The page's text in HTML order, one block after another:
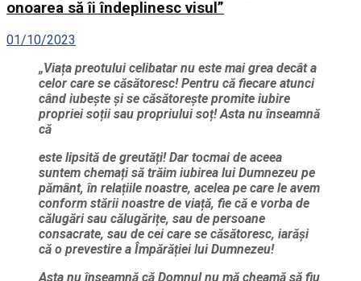
onoarea să îi îndeplinesc visul”
01/10/2023
„Viața preotului celibatar nu este mai grea decât a
celor care se căsătoresc! Pentru că fiecare atunci
când iubește și se căsătorește promite iubire
propriei soții sau propriului soț! Asta nu înseamnă
că
este lipsită de greutăți! Dar tocmai de aceea
suntem chemați să trăim iubirea lui Dumnezeu pe
pământ, în relațiile noastre, acelea pe care le avem
conform stării noastre de viață, fie că e vorba de
călugări sau călugărițe, sau de persoane
consacrate, sau de cei care se căsătoresc, iarăși
că o prevestire a Împărăției lui Dumnezeu!
Asta nu înseamnă că Domnul nu mă cheamă să fiu